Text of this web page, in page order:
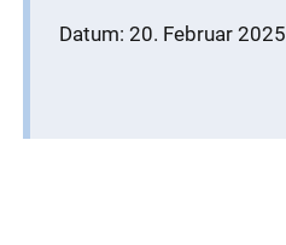
Datum: 20. Februar 2025